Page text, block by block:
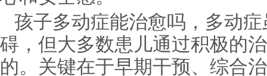
孩子多动症能治愈吗，多动
碍，但大多数患儿通过积极的
的。关键在于早期干预、综合